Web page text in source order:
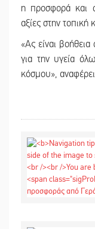
η προσφορά και
αξίες στην τοπική
«Ας είναι
για την υγεία
κόσμου»,